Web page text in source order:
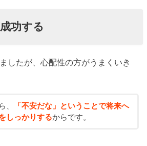
功する
したが、心配性の方がうまくいき
、
「不安だな」ということで将来へ
しっかりするからです。